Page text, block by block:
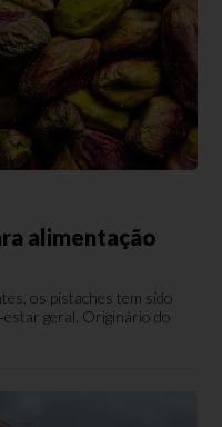
alimentação
os pistaches tem sido
geral. Originário do